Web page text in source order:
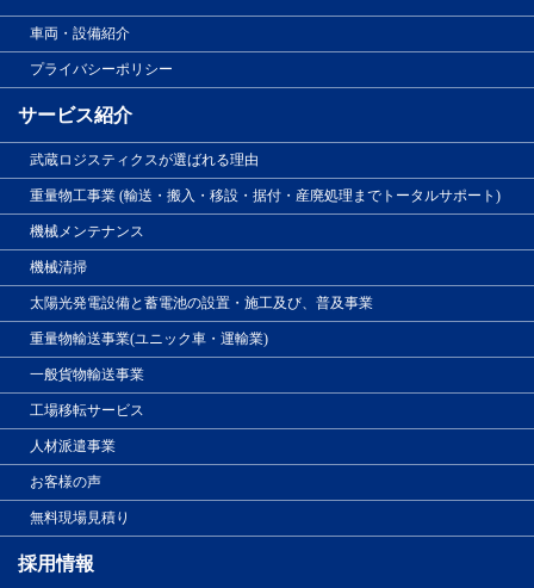
車両・設備紹介
プライバシーポリシー
サービス紹介
武蔵ロジスティクスが選ばれる理由
重量物工事業 (輸送・搬入・移設・据付・産廃処理までトータルサポート)
機械メンテナンス
機械清掃
太陽光発電設備と蓄電池の設置・施工及び、普及事業
重量物輸送事業(ユニック車・運輸業)
一般貨物輸送事業
工場移転サービス
人材派遣事業
お客様の声
無料現場見積り
採用情報